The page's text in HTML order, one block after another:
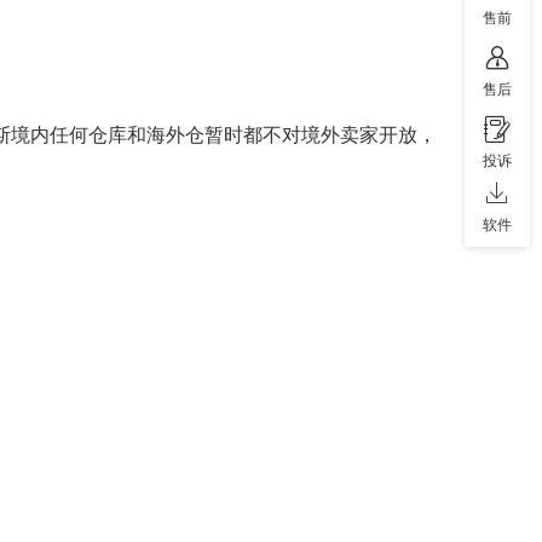
内任何仓库和海外仓暂时都不对境外卖家开放，
售前
售后
投诉
软件